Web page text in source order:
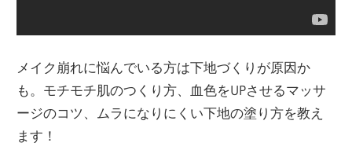
メイク崩れに悩んでいる方は下地づくりが原因か
も。モチモチ肌のつくり方、血色をUPさせるマッサ
ージのコツ、ムラになりにくい下地の塗り方を教え
ます！